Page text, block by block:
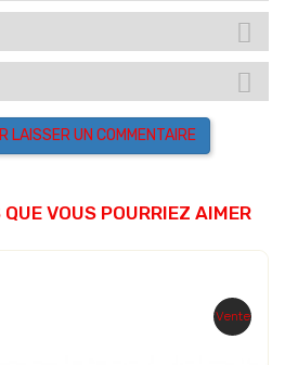
LAISSER UN COMMENTAIRE
VOUS POURRIEZ AIMER
Vente